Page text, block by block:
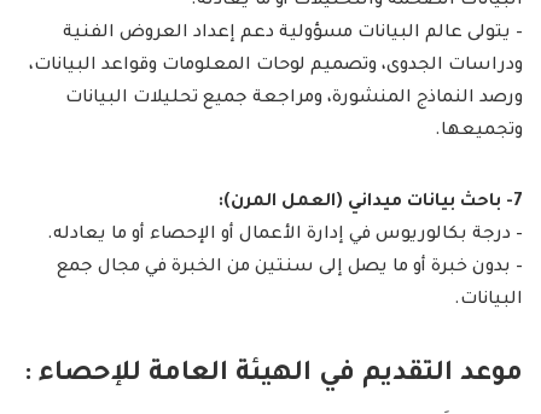
– يتولى عالم البيانات مسؤولية دعم إعداد العروض الفنية
ودراسات الجدوى، وتصميم لوحات المعلومات وقواعد البيانات،
ورصد النماذج المنشورة، ومراجعة جميع تحليلات البيانات
وتجميعها.
7- باحث بيانات ميداني (العمل المرن):
– درجة بكالوريوس في إدارة الأعمال أو الإحصاء أو ما يعادله.
– بدون خبرة أو ما يصل إلى سنتين من الخبرة في مجال جمع
البيانات.
موعد التقديم في الهيئة العامة للإحصاء :